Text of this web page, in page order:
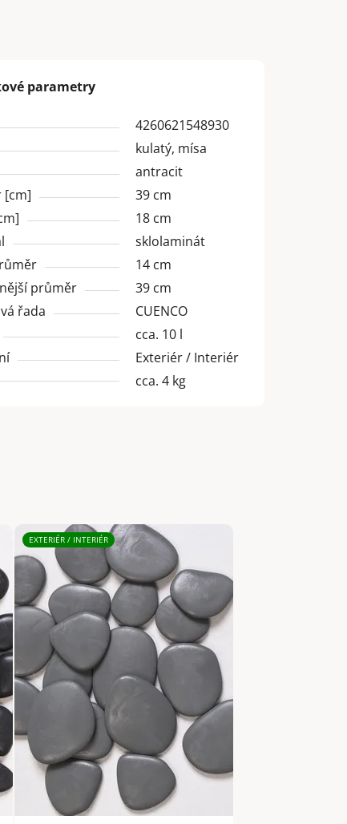
parametry
4260621548930
kulatý, mísa
antracit
[cm]
39 cm
18 cm
sklolaminát
14 cm
průměr
39 cm
řada
CUENCO
cca. 10 l
Exteriér / Interiér
cca. 4 kg
EXTERIÉR / INTERIÉR